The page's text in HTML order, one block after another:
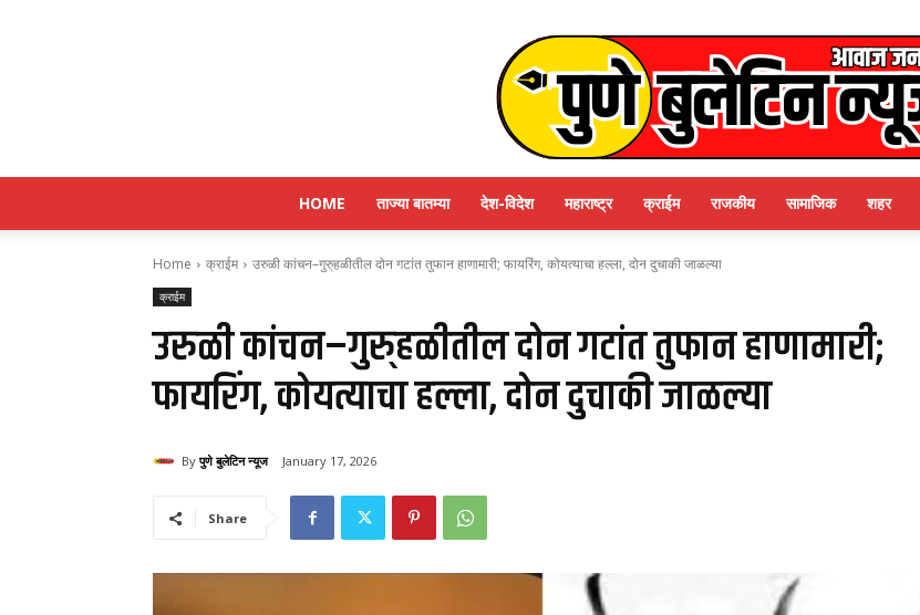
बुलेटिन
HOME ताज्या बातम्या देश-विदेश महाराष्ट्र क्राईम राजकीय सामाजिक शहर
Home क्राईम उरुळी कांचन–गुरु्हळीतील दोन गटांत तुफान हाणामारी; फायरिंग, कोयत्याचा हल्ला, दोन दुचाकी जाळल्या
क्राईम
उरुळी कांचन–गुरु्हळीतील दोन गटांत तुफान हाणामारी;
फायरिंग, कोयत्याचा हल्ला, दोन दुचाकी जाळल्या
By पुणे बुलेटिन न्यूज January 17, 2026
Share